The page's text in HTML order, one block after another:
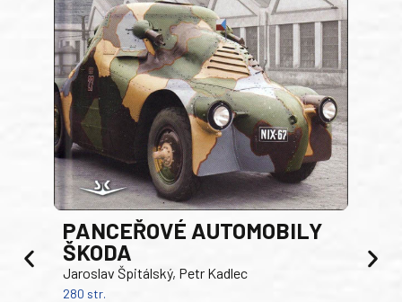
PANCEŘOVÉ AUTOMOBILY
ŠKODA
Jaroslav Špitálský, Petr Kadlec
280 str.